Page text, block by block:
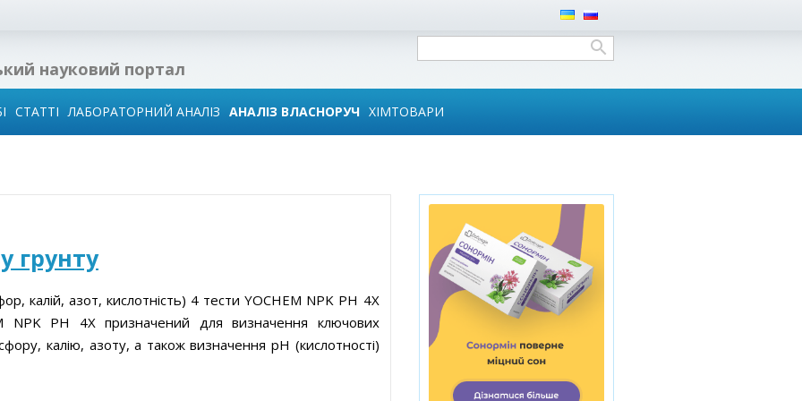
науковий портал
СТАТТІ ЛАБОРАТОРНИЙ АНАЛІЗ АНАЛІЗ ВЛАСНОРУЧ ХІМТОВАРИ
грунту
калій, азот, кислотність) 4 тести YOCHEM NPK PH 4X
NPK PH 4X призначений для визначення ключових
калію, азоту, а також визначення pH (кислотності)